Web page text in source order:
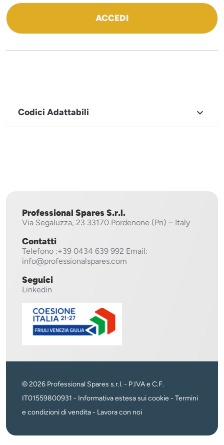
ACCEDI
Codici Adattabili 
Professional Spares S.r.l.
Via Segaluzza, 23 33170 Pordenone (Pn) – Italy
Contatti
Telefono :+39 0434 639 992 Email:
info@professionalspares.com
Seguici
Linkedin
© 2026 Professional Spares s.r.l. - P.IVA e C.F.
IT01559800931 - Informativa estesa sui cookie - Termini
e condizioni di vendita- Lavora con noi